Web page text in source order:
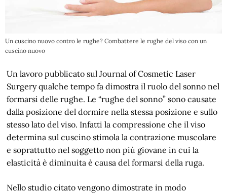
Un cuscino nuovo contro le rughe? Combattere le rughe del viso con un
cuscino nuovo
Un lavoro pubblicato sul Journal of Cosmetic Laser
Surgery qualche tempo fa dimostra il ruolo del sonno nel
formarsi delle rughe. Le “rughe del sonno” sono causate
dalla posizione del dormire nella stessa posizione e sullo
stesso lato del viso. Infatti la compressione che il viso
determina sul cuscino stimola la contrazione muscolare
e soprattutto nel soggetto non più giovane in cui la
elasticità è diminuita è causa del formarsi della ruga.
Nello studio citato vengono dimostrate in modo